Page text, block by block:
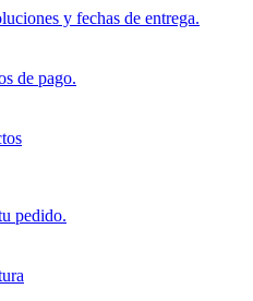
y fechas de entrega.
de pago.
pedido.